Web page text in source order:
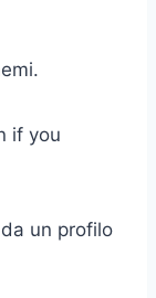
if you
un profilo